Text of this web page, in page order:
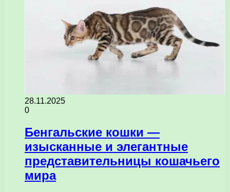
28.11.2025
0
Бенгальские кошки —
изысканные и элегантные
представительницы кошачьего
мира